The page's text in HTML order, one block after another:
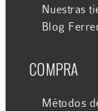
Nuestras
Blog
COMPRA
Métodos